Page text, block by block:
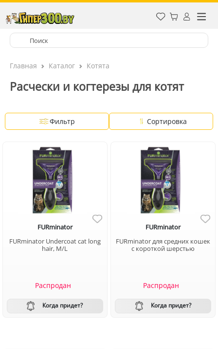
Главная Каталог Котята
Расчески и когтерезы для котят
Фильтр Сортировка
FURminator
FURminator Undercoat cat long
hair, M/L
Распродан
Когда придет?
FURminator
FURminator для средних кошек
с короткой шерстью
Распродан
Когда придет?